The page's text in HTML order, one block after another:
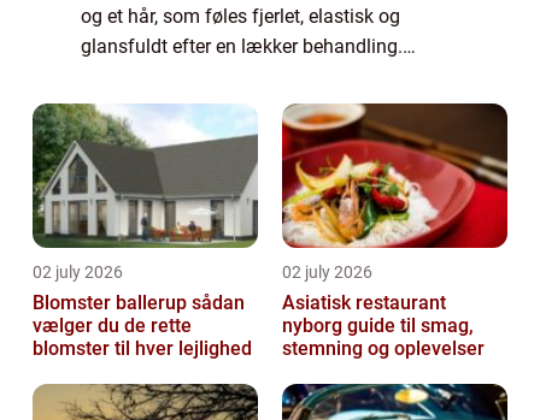
og et hår, som føles fjerlet, elastisk og
glansfuldt efter en lækker behandling.
02 july 2026
Blomster ballerup sådan
vælger du de rette
blomster til hver lejlighed
02 july 2026
Asiatisk restaurant
nyborg guide til smag,
stemning og oplevelser